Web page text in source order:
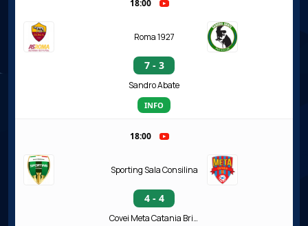
18:00
Roma 1927
7 - 3
Sandro Abate
INFO
18:00
Sporting Sala Consilina
4 - 4
Covei Meta Catania Bricocity